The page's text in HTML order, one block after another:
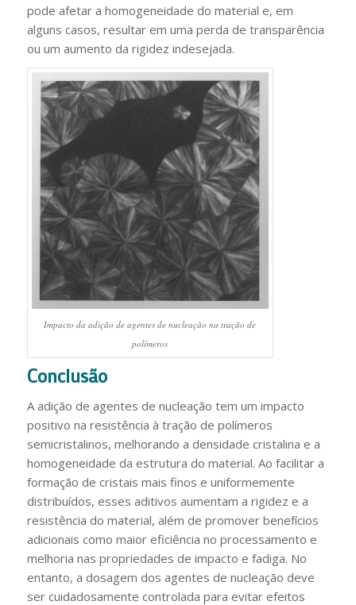
pode afetar a homogeneidade do material e, em
alguns casos, resultar em uma perda de transparência
ou um aumento da rigidez indesejada.
Impacto da adição de agentes de nucleação na tração de
polímeros
Conclusão
A adição de agentes de nucleação tem um impacto
positivo na resistência à tração de polímeros
semicristalinos, melhorando a densidade cristalina e a
homogeneidade da estrutura do material. Ao facilitar a
formação de cristais mais finos e uniformemente
distribuídos, esses aditivos aumentam a rigidez e a
resistência do material, além de promover benefícios
adicionais como maior eficiência no processamento e
melhoria nas propriedades de impacto e fadiga. No
entanto, a dosagem dos agentes de nucleação deve
ser cuidadosamente controlada para evitar efeitos